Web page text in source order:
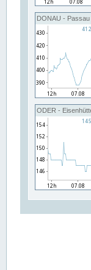
DONAU - Passau
ODER -